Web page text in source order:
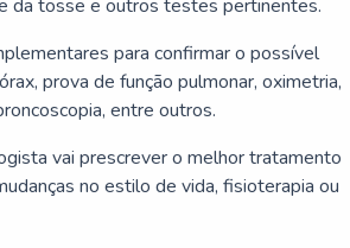
da tosse e outros testes pertinentes.
para confirmar o possível
prova de função pulmonar, oximetria,
entre outros.
vai prescrever o melhor tratamento
no estilo de vida, fisioterapia ou